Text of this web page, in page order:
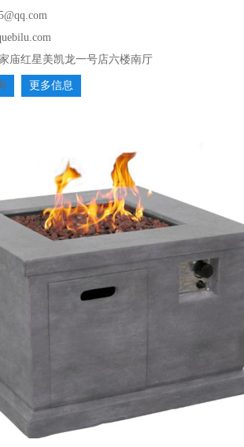
庙红星美凯龙一号店六楼南厅
更多信息